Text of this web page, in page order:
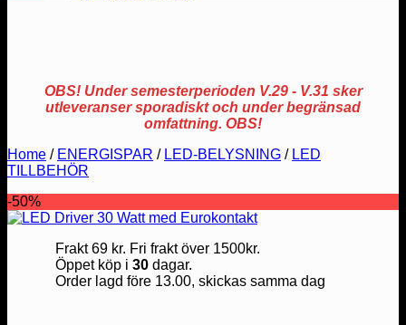
OBS! Under semesterperioden V.29 - V.31 sker
utleveranser sporadiskt och under begränsad
omfattning. OBS!
Home / ENERGISPAR / LED-BELYSNING / LED
TILLBEHÖR
-50%
Frakt 69 kr. Fri frakt över 1500kr.
Öppet köp i 30dagar.
Order lagd före 13.00, skickas samma dag